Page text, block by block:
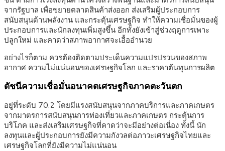
จากรัฐบาล เพื่อขยายตลาดสินค้าส่งออก ส่งเสริมผู้ประกอบการ
สนับสนุนด้านพลังงาน และกระตุ้นเศรษฐกิจ ทำให้ความเชื่อมั่นของผู้
ประกอบการและนักลงทุนเพิ่มสูงขึ้น อีกทั้งยังเข้าสู่ช่วงฤดูการเพาะ
ปลูกใหม่ และคาดว่าสภาพอากาศจะเอื้ออำนวย
อย่างไรก็ตาม ควรต้องติดตามประเด็นความแปรปรวนของสภาพ
อากาศ ความไม่แน่นอนของเศรษฐกิจโลก และราคาต้นทุนการผลิต
ดัชนีความเชื่อมั่นอนาคตเศรษฐกิจภาคตะวันตก
อยู่ที่ระดับ 70.2 โดยมีแรงสนับสนุนจากภาคบริการและภาคเกษตร
จากมาตรการสนับสนุนการท่องเที่ยวและภาคเกษตร กระตุ้นการ
บริโภค และส่งเสริมเศรษฐกิจที่คาดว่าจะมีอย่างต่อเนื่อง ทั้งนี้ นัก
ลงทุนและผู้ประกอบการยังมีความกังวลต่อภาวะเศรษฐกิจไทยและ
เศรษฐกิจโลกที่ยังมีความไม่แน่นอน